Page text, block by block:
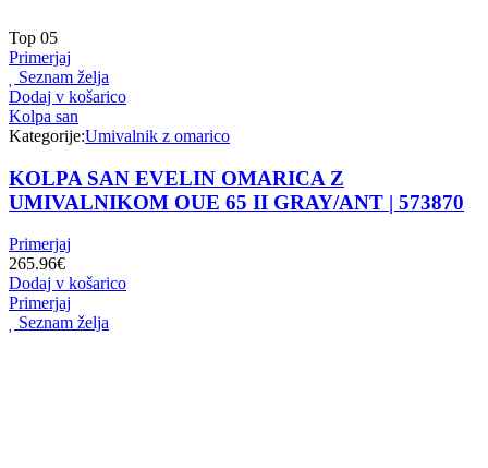
Top 05
Primerjaj
Seznam želja
Dodaj v košarico
Kolpa san
Kategorije:Umivalnik z omarico
KOLPA SAN EVELIN OMARICA Z
UMIVALNIKOM OUE 65 II GRAY/ANT | 573870
Primerjaj
265.96€
Dodaj v košarico
Primerjaj
Seznam želja